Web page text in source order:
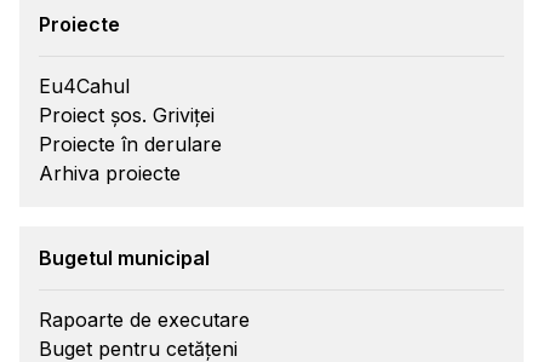
Proiecte
Eu4Cahul
Proiect șos. Griviței
Proiecte în derulare
Arhiva proiecte
Bugetul municipal
Rapoarte de executare
Buget pentru cetățeni